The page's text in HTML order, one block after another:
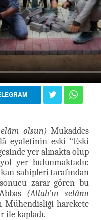
olsun) Mukaddes
eyaletinin eski “Eski
yer almakta olup
yer bulunmaktadır.
sahipleri tarafından
zarar gören bu
(Allah’ın selâmı
Mühendisliği harekete
ile kapladı.